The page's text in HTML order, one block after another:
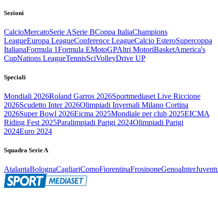
Sezioni
CalcioMercatoSerie ASerie BCoppa ItaliaChampions
LeagueEuropa LeagueConference LeagueCalcio EsteroSupercoppa
ItalianaFormula 1Formula EMotoGPAltri MotoriBasketAmerica's
CupNations LeagueTennisSciVolleyDrive UP
Speciali
Mondiali 2026Roland Garros 2026Sportmediaset Live Riccione
2026Scudetto Inter 2026Olimpiadi Invernali Milano Cortina
2026Super Bowl 2026Eicma 2025Mondiale per club 2025EICMA
Riding Fest 2025Paralimpiadi Parigi 2024Olimpiadi Parigi
2024Euro 2024
Squadra Serie A
AtalantaBolognaCagliariComoFiorentinaFrosinoneGenoaInter